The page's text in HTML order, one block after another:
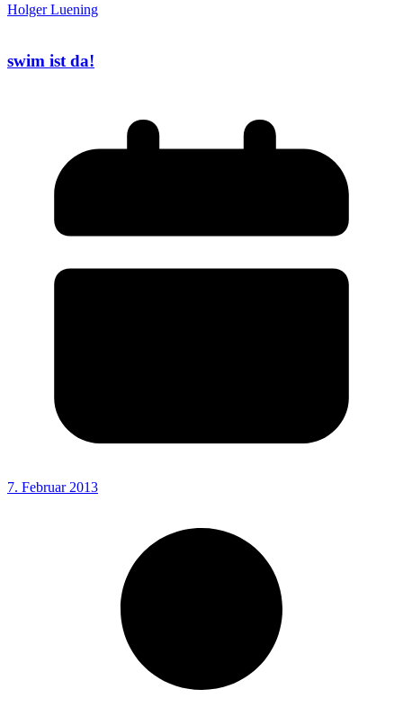
Holger Luening
swim ist da!
7. Februar 2013